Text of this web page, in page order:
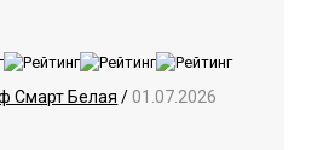
Смарт Белая /01.07.2026